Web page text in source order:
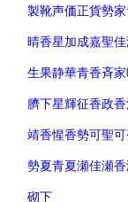
製靴声価正貨勢家
晴香星加成嘉聖佳
生果静華青香斉家
臍下星輝征香政香
靖香惺香勢可聖可
勢夏青夏瀬佳瀬香
砌下